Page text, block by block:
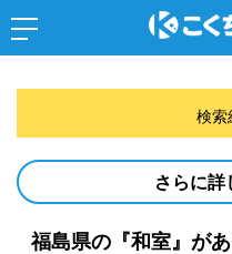
福島県の『和室』が
検索
さらに詳